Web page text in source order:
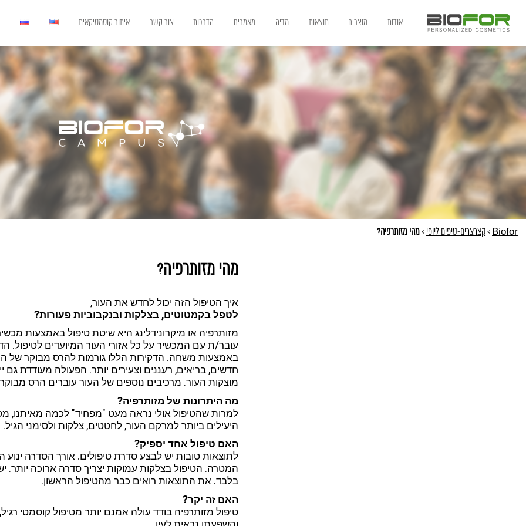
אודות מוצרים תוצאות מדיה מאמרים הדרכות צור קשר איתור קוסמטיקאית
Biofor
>קצרצרים-טיפים ליופי >מהי מזותרפיה?
מהי מזותרפיה?
איך הטיפול הזה יכול לחדש את העור,
לטפל בקמטוטים, בצלקות ובנקבוביות פעורות?
מזותרפיה או מיקרונידלינג היא שיטת טיפול באמצעות
עובר/ת עם המכשיר על כל אזורי העור המיועדים לטיפול.
באמצעות משחה. הדקירות הללו גורמות להרס מבוקר של
חדשים, בריאים, רעננים וצעירים יותר. הפעולה מעודדת גם
מוצקות העור. מרכיבים נוספים של העור עוברים הרס
מה היתרונות של מזותרפיה?
למרות שהטיפול אולי נראה מעט "מפחיד" לכמה מאיתנו,
היעילים ביותר למרקם העור, לחטטים, צלקות ולסימני הגיל.
האם טיפול אחד יספיק?
בלבד. את התוצאות רואים כבר מהטיפול הראשון.
האם זה יקר?
טיפול מזותרפיה בודד עולה אמנם יותר מטיפול קוסמטי